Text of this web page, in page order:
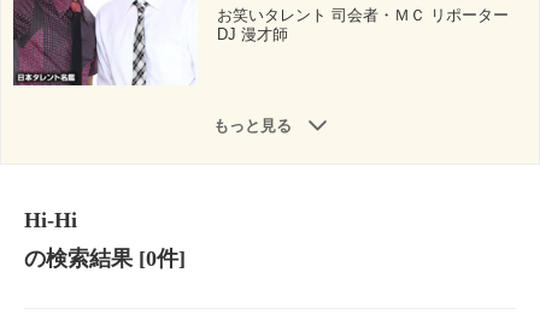
お笑いタレント 司会者・ＭＣ リポーター
DJ 漫才師
もっと見る
Hi-Hi
の検索結果[0件]